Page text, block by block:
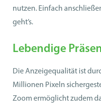
nutzen. Einfach
geht’s.
Lebendige
Die Anzeigequalität ist
Millionen Pixeln
Zoom ermöglicht zudem